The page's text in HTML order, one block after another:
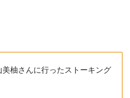
美柚さんに行ったストーキング